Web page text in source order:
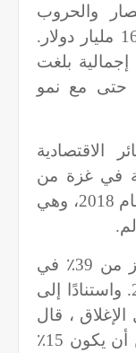
والحروب
تراوحت بين 7.8 مليار دولار و 16.7 مليار دولار.
بلغت
حتى مع نمو
الاقتصادية
في غزة من
35٪ في عام 2006 إلى 52٪ في عام 2018، وهي
وقال التقرير إن معدل الفقر قفز من 39٪ في
عام 2007 إلى 55٪ في عام 2017. واستنادًا إلى
الإغلاق ، قال
التقرير إن معدل الفقر كان يمكن أن يكون 15٪